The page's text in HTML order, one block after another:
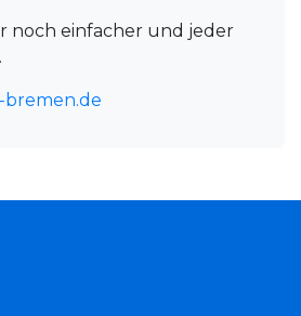
noch einfacher und jeder